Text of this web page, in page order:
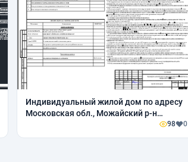
Индивидуальный жилой дом по адресу
Московская обл., Можайский р-н
98 0